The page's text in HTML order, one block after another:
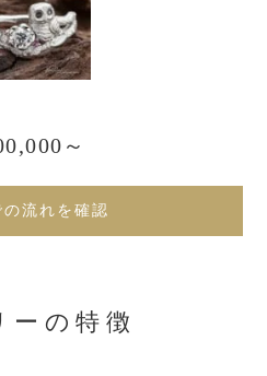
～
の流れを確認
ーの特徴